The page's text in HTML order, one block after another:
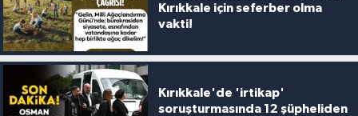
Kırıkkale için seferber olma
vakti!
Kırıkkale'de 'irtikap'
soruşturmasında 12 şüpheliden